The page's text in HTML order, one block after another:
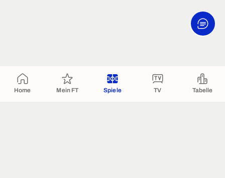
Home Mein FT Spiele TV Tabelle